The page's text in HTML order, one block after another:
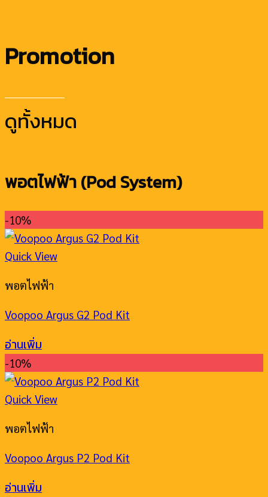
Promotion
ดูทั้งหมด
พอตไฟฟ้า (Pod System)
-10%
Quick View
พอตไฟฟ้า
Voopoo Argus G2 Pod Kit
อ่านเพิ่ม
-10%
Quick View
พอตไฟฟ้า
Voopoo Argus P2 Pod Kit
อ่านเพิ่ม